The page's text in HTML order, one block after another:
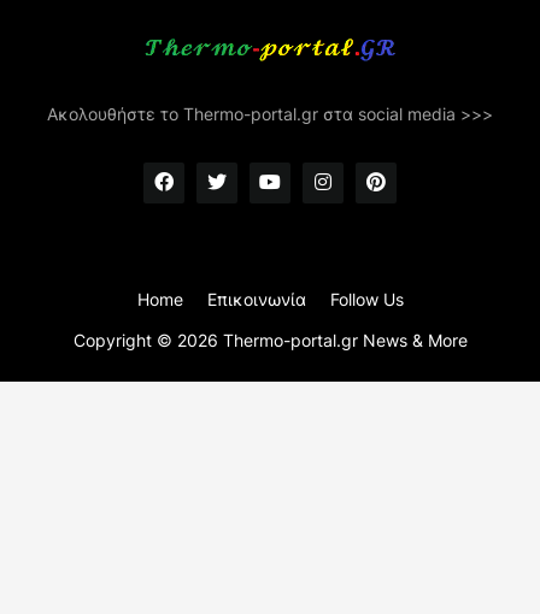
Ακολουθήστε το Thermo-portal.gr στα social media >>>
Copyright © 2026 Thermo-portal.gr News & More
Home Επικοινωνία Follow Us